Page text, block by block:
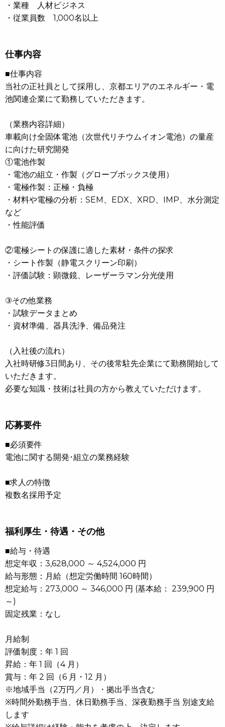
・業種 人材ビジネス
・従業員数 1,000名以上
仕事内容
■仕事内容
当社の正社員として採用し、京都エリアのエネルギー・電
池関連企業にて勤務していただきます。
（業務内容詳細）
車載向け全固体電池（次世代リチウムイオン電池）の量産
に向けた研究開発
①電池作製
・電池の組立・作製（グローブボックス使用）
・電極作製：正極・負極
・材料や電極の分析：SEM、EDX、XRD、IMP、水分測定
など
・性能評価
②電極シートの保護に適した素材・条件の探求
・シート作製（静電スクリーン印刷）
・評価試験：顕微鏡、レーザーラマン分光使用
③その他業務
・試験データまとめ
・資材準備、器具洗浄、備品発注
（入社後の流れ）
入社時研修3日間あり、その後常駐先企業にて勤務開始して
いただきます。
必要な知識・技術は社員の方から教えていただけます。
応募要件
■必須要件
電池に関する開発･組立の業務経験
■求人の特徴
複数名採用予定
福利厚生・待遇・その他
■給与・待遇
想定年収：3,628,000 ～ 4,524,000 円
給与形態：月給（想定労働時間 160時間）
想定給与：273,000 ～ 346,000 円 (基本給： 239,900 円
～)
固定残業：なし
月給制
評価制度：年 1 回
昇給：年 1 回（4 月）
賞与：年 2 回（6 月・12 月）
※地域手当（2万円／月）・拠出手当含む
※時間外勤務手当、休日勤務手当、深夜勤務手当 別途支給
します